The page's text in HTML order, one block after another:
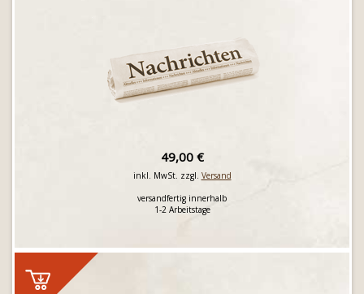
49,00 €
inkl. MwSt. zzgl. Versand
versandfertig innerhalb
1-2 Arbeitstage